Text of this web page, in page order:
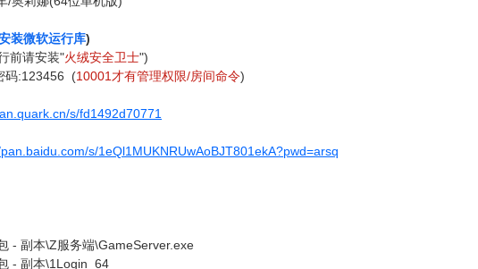
装微软运行库)
前请安装"火绒安全卫士")
码:123456 (10001才有管理权限/房间命令)
s/fd1492d70771
s/1eQl1MUKNRUwAoBJT801ekA?pwd=arsq
- 副本\Z服务端\GameServer.exe
- 副本\1Login_64